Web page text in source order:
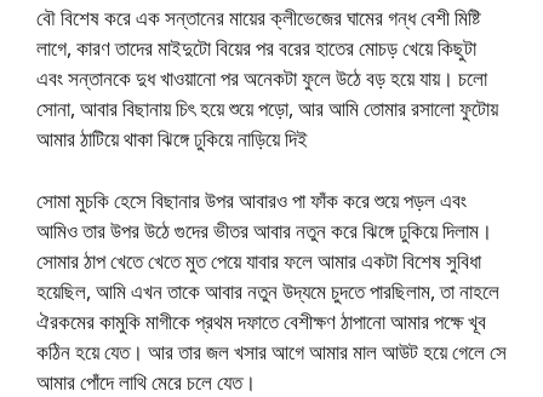
বৌ বিশেষ করে এক সন্তানের মায়ের ক্লীভেজের ঘামের গন্ধ বেশী মিষ্টি
লাগে, কারণ তাদের মাইদুটো বিয়ের পর বরের হাতের মোচড় খেয়ে কিছুটা
এবং সন্তানকে দুধ খাওয়ানো পর অনেকটা ফুলে উঠে বড় হয়ে যায়। চলো
সোনা, আবার বিছানায় চিৎ হয়ে শুয়ে পড়ো, আর আমি তোমার রসালো ফুটোয়
আমার ঠাটিয়ে থাকা ঝিঙ্গে ঢুকিয়ে নাড়িয়ে দিই
সোমা মুচকি হেসে বিছানার উপর আবারও পা ফাঁক করে শুয়ে পড়ল এবং
আমিও তার উপর উঠে গুদের ভীতর আবার নতুন করে ঝিঙ্গে ঢুকিয়ে দিলাম।
সোমার ঠাপ খেতে খেতে মুত পেয়ে যাবার ফলে আমার একটা বিশেষ সুবিধা
হয়েছিল, আমি এখন তাকে আবার নতুন উদ্যমে চুদতে পারছিলাম, তা নাহলে
ঐরকমের কামুকি মাগীকে প্রথম দফাতে বেশীক্ষণ ঠাপানো আমার পক্ষে খূব
কঠিন হয়ে যেত। আর তার জল খসার আগে আমার মাল আউট হয়ে গেলে সে
আমার পোঁদে লাথি মেরে চলে যেত।